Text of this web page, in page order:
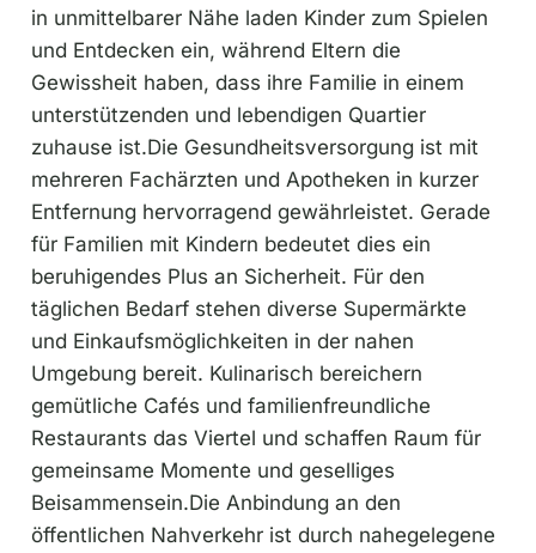
in unmittelbarer Nähe laden Kinder zum Spielen
und Entdecken ein, während Eltern die
Gewissheit haben, dass ihre Familie in einem
unterstützenden und lebendigen Quartier
zuhause ist.Die Gesundheitsversorgung ist mit
mehreren Fachärzten und Apotheken in kurzer
Entfernung hervorragend gewährleistet. Gerade
für Familien mit Kindern bedeutet dies ein
beruhigendes Plus an Sicherheit. Für den
täglichen Bedarf stehen diverse Supermärkte
und Einkaufsmöglichkeiten in der nahen
Umgebung bereit. Kulinarisch bereichern
gemütliche Cafés und familienfreundliche
Restaurants das Viertel und schaffen Raum für
gemeinsame Momente und geselliges
Beisammensein.Die Anbindung an den
öffentlichen Nahverkehr ist durch nahegelegene